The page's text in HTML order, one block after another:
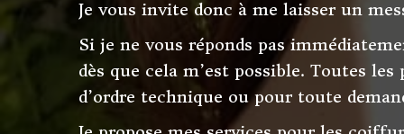
Je vous invite donc à me laisser un
Si je ne vous réponds pas
dès que cela m’est possible. Toutes
d’ordre technique ou pour toute